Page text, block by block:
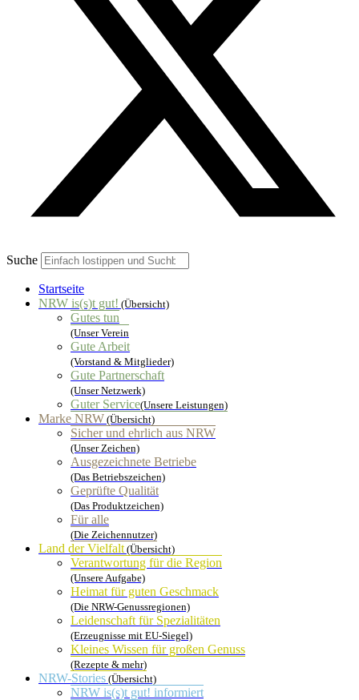
Suche
Startseite
NRW is(s)t gut! (Übersicht)
Gutes tun
(Unser Verein
Gute Arbeit
(Vorstand & Mitglieder)
Gute Partnerschaft
(Unser Netzwerk)
Guter Service(Unsere Leistungen)
Marke NRW (Übersicht)
Sicher und ehrlich aus NRW
(Unser Zeichen)
Ausgezeichnete Betriebe
(Das Betriebszeichen)
Geprüfte Qualität
(Das Produktzeichen)
Für alle
(Die Zeichennutzer)
Land der Vielfalt(Übersicht)
Verantwortung für die Region
(Unsere Aufgabe)
Heimat für guten Geschmack
(Die NRW-Genussregionen)
Leidenschaft für Spezialitäten
(Erzeugnisse mit EU-Siegel)
Kleines Wissen für großen Genuss
(Rezepte & mehr)
NRW-Stories (Übersicht)
NRW is(s)t gut! informiert